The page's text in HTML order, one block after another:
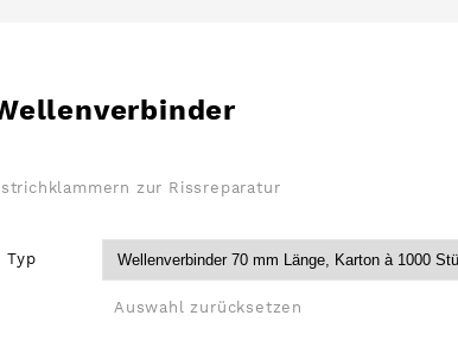
zur Rissreparatur
Typ
Auswahl zurücksetzen